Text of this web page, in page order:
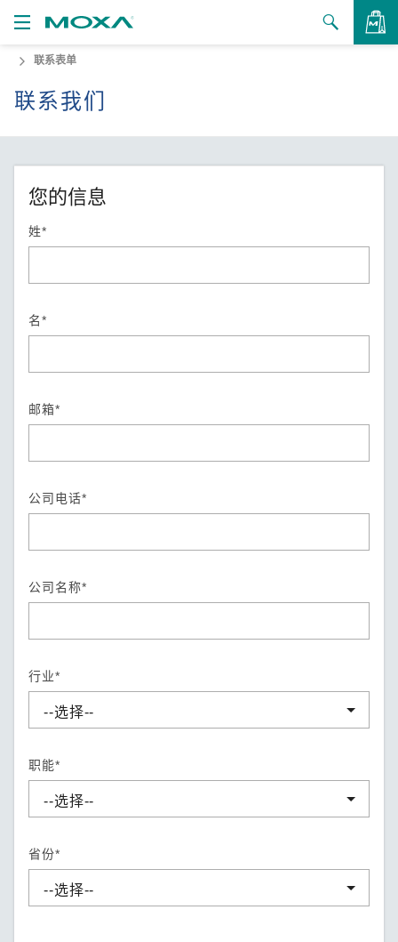
品
决方案
何购买
于我们
作伙伴专区
联系表单
联系我们
您的信息
姓*
名*
邮箱*
公司电话*
公司名称*
行业*
职能*
省份*
查看询价